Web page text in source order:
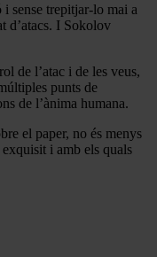
sense trepitjar-lo mai a
d’atacs. I Sokolov
de l’atac i de les veus,
punts de
de l’ànima humana.
el paper, no és menys
i amb els quals